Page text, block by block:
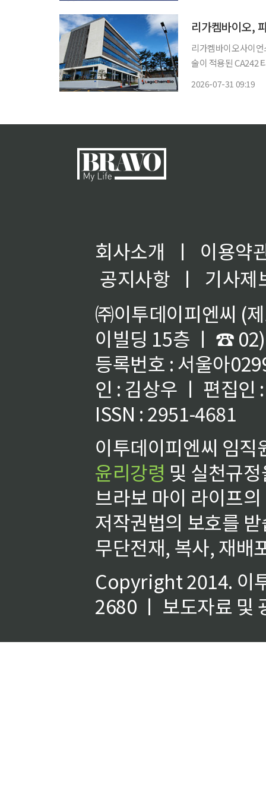
리가켐바이오,
리가켐바이오사이
술이 적용된 CA242
2026-07-31 09:19
회사소개 ㅣ
이용약
공지사항
ㅣ
기사제
㈜이투데이피엔씨 (
이빌딩 15층 ㅣ ☎
등록번호 : 서울아
인 : 김상우 ㅣ 편집인
ISSN : 2951-4681
이투데이피엔씨 임
윤리강령 및 실천규
브라보 마이 라이프
저작권법의 보호를
무단전재, 복사, 재배
Copyright 2014. 이
2680 ㅣ 보도자료